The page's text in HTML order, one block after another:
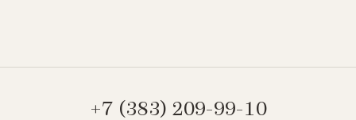
+7 (383) 209-99-10